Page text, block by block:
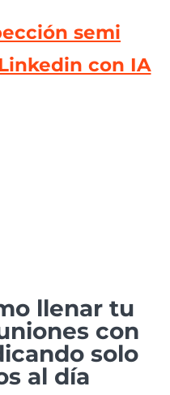
semi
con IA
llenar tu
con
solo
al día